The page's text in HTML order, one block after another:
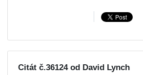
Citát č.36124 od David Lynch